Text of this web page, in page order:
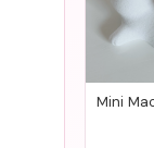
Mini